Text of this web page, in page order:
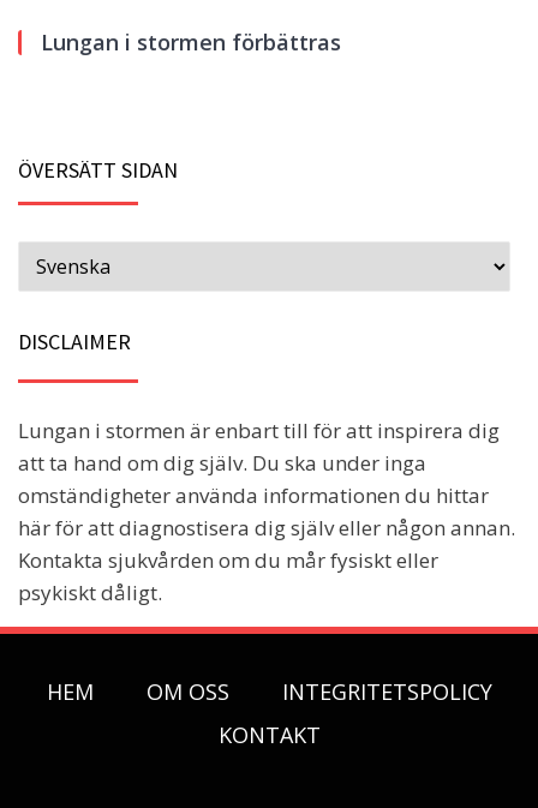
Lungan i stormen förbättras
ÖVERSÄTT SIDAN
DISCLAIMER
Lungan i stormen är enbart till för att inspirera dig
att ta hand om dig själv. Du ska under inga
omständigheter använda informationen du hittar
här för att diagnostisera dig själv eller någon annan.
Kontakta sjukvården om du mår fysiskt eller
psykiskt dåligt.
HEM OM OSS
INTEGRITETSPOLICY
KONTAKT